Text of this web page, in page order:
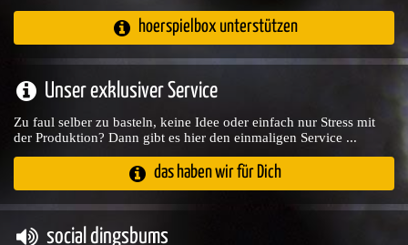
hoerspielbox unterstützen
Unser exklusiver Service
Zu faul selber zu basteln, keine Idee oder einfach nur Stress mit
der Produktion? Dann gibt es hier den einmaligen Service ...
das haben wir für Dich
social dingsbums